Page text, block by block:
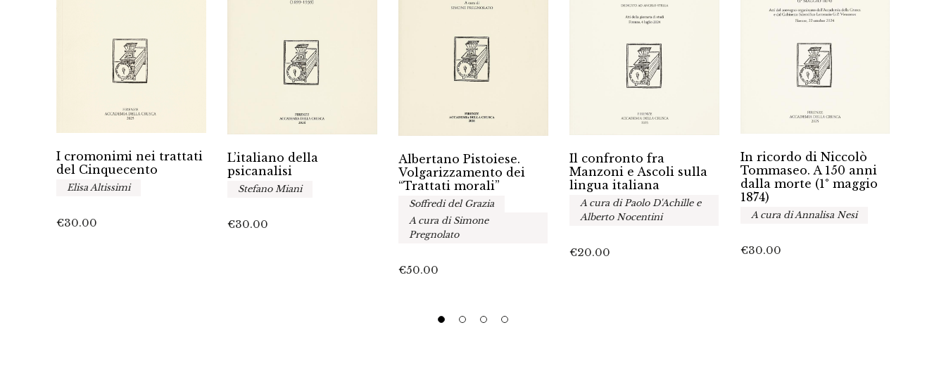
I cromonimi nei trattati
del Cinquecento
Elisa Altissimi
€30.00
L’italiano della
psicanalisi
Stefano Miani
€30.00
Albertano Pistoiese.
Volgarizzamento dei
“Trattati morali”
Soffredi del Grazia
A cura di Simone
Pregnolato
€50.00
Il confronto fra
Manzoni e Ascoli sulla
lingua italiana
A cura di Paolo D'Achille e
Alberto Nocentini
€20.00
In ricordo di Niccolò
Tommaseo. A 150 anni
dalla morte (1° maggio
1874)
A cura di Annalisa Nesi
€30.00